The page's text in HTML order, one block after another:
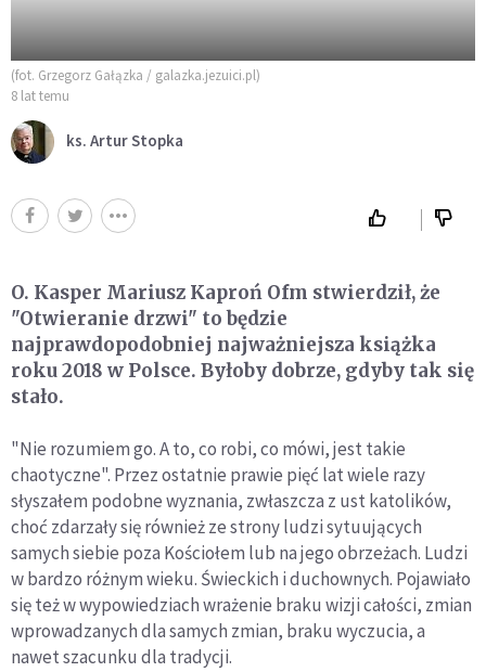
(fot. Grzegorz Gałązka / galazka.jezuici.pl)
8 lat temu
ks. Artur Stopka
O. Kasper Mariusz Kaproń Ofm stwierdził, że
"Otwieranie drzwi" to będzie
najprawdopodobniej najważniejsza książka
roku 2018 w Polsce. Byłoby dobrze, gdyby tak się
stało.
"Nie rozumiem go. A to, co robi, co mówi, jest takie
chaotyczne". Przez ostatnie prawie pięć lat wiele razy
słyszałem podobne wyznania, zwłaszcza z ust katolików,
choć zdarzały się również ze strony ludzi sytuujących
samych siebie poza Kościołem lub na jego obrzeżach. Ludzi
w bardzo różnym wieku. Świeckich i duchownych. Pojawiało
się też w wypowiedziach wrażenie braku wizji całości, zmian
wprowadzanych dla samych zmian, braku wyczucia, a
nawet szacunku dla tradycji.